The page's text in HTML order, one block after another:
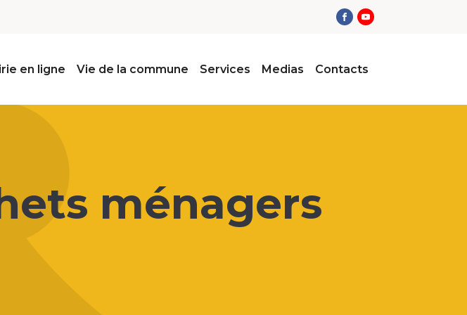
en ligne Vie de la commune Services Medias Contacts
ménagers